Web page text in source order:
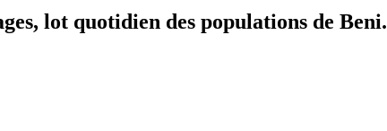
lot quotidien des populations de Beni.